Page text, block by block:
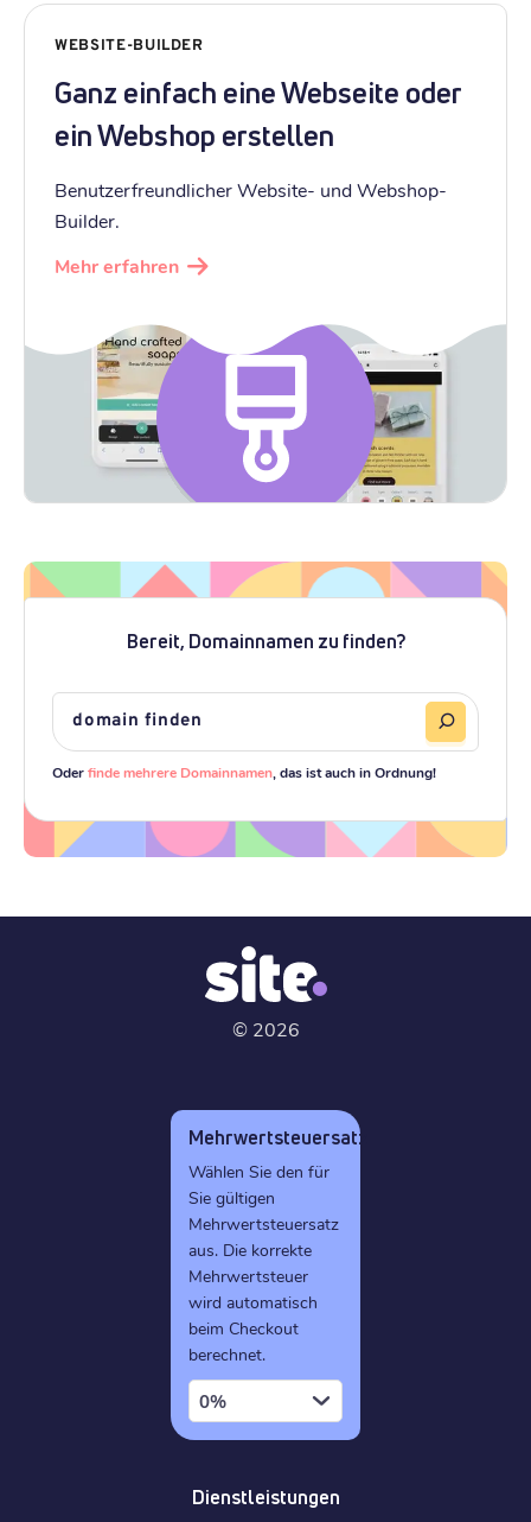
WEBSITE-BUILDER
Ganz einfach eine Webseite oder
ein Webshop erstellen
Benutzerfreundlicher Website- und Webshop-
Builder.
Mehr erfahren
Bereit, Domainnamen zu finden?
Oderfinde mehrere Domainnamen , das ist auch in Ordnung!
© 2026
Mehrwertsteuersatz
Wählen Sie den für
Sie gültigen
Mehrwertsteuersatz
aus. Die korrekte
Mehrwertsteuer
wird automatisch
beim Checkout
berechnet.
0%
Dienstleistungen